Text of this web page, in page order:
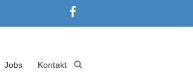
Jobs Kontakt